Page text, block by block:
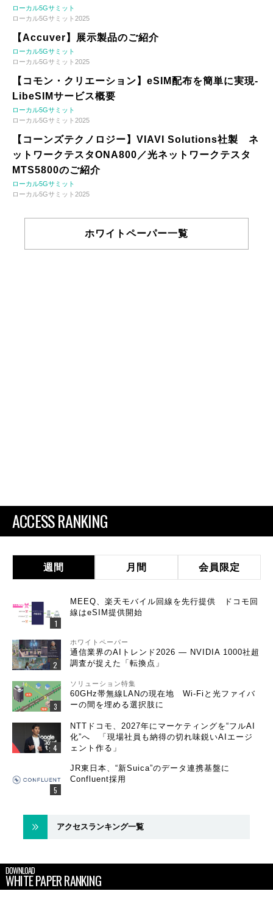
ローカル5Gサミット
ローカル5Gサミット2025
【Accuver】展示製品のご紹介
ローカル5Gサミット
ローカル5Gサミット2025
【コモン・クリエーション】eSIM配布を簡単に実現-
LibeSIMサービス概要
ローカル5Gサミット
ローカル5Gサミット2025
【コーンズテクノロジー】VIAVI Solutions社製 ネ
ットワークテスタONA800／光ネットワークテスタ
MTS5800のご紹介
ローカル5Gサミット
ローカル5Gサミット2025
ホワイトペーパー一覧
ACCESS RANKING
週間 月間 会員限定
MEEQ、楽天モバイル回線を先行提供 ドコモ回
線はeSIM提供開始
ホワイトペーパー
通信業界のAIトレンド2026 ― NVIDIA 1000社超
調査が捉えた「転換点」
ソリューション特集
60GHz帯無線LANの現在地 Wi-Fiと光ファイバ
ーの間を埋める選択肢に
NTTドコモ、2027年にマーケティングを“フルAI
化”へ 「現場社員も納得の切れ味鋭いAIエージ
ェント作る」
JR東日本、“新Suica”のデータ連携基盤に
Confluent採用
アクセスランキング一覧
DOWNLOAD
WHITE PAPER RANKING